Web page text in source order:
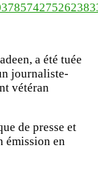
a été tuée
journaliste-
vétéran
de presse et
émission en